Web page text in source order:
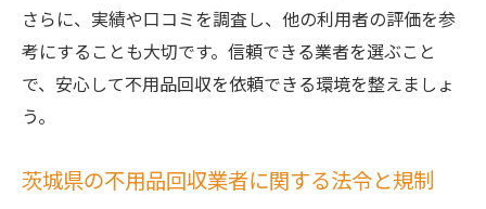
茨城県内のお得な不用品回収キャンペーン
情報
料金交渉の際のポイントと注意点
茨城県の不用品回収で成功するための秘訣
さらに、実績や口コミを調査し、他の利用者の評価を参
考にすることも大切です。信頼できる業者を選ぶこと
で、安心して不用品回収を依頼できる環境を整えましょ
う。
茨城県の不用品回収業者に関する法令と規制